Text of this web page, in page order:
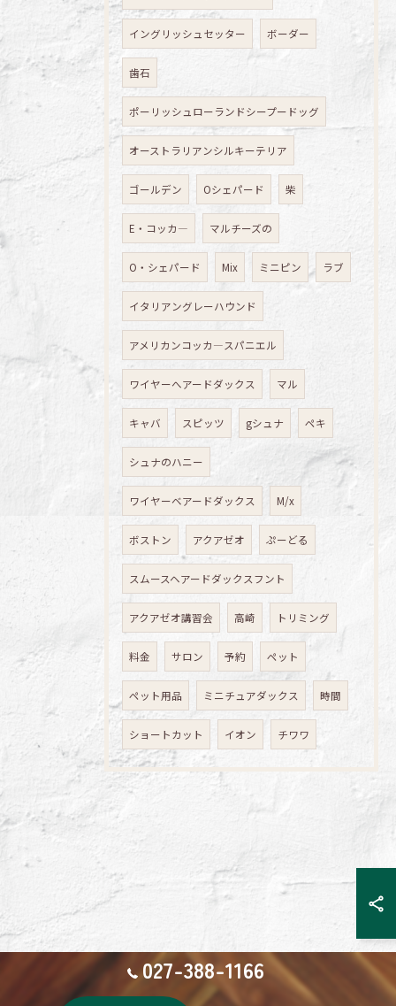
イングリッシュセッター ボーダー
歯石
ポーリッシュローランドシープードッグ
オーストラリアンシルキーテリア
ゴールデン Oシェパード 柴
E・コッカ― マルチーズの
O・シェパード Mix ミニピン ラブ
イタリアングレーハウンド
アメリカンコッカ―スパニエル
ワイヤーへアードダックス マル
キャバ スピッツ gシュナ ペキ
シュナのハニー
ワイヤーベアードダックス M/x
ボストン アクアゼオ ぷーどる
スムースヘアードダックスフント
アクアゼオ講習会 高崎 トリミング
料金 サロン 予約 ペット
ペット用品 ミニチュアダックス 時間
ショートカット イオン チワワ
027-388-1166